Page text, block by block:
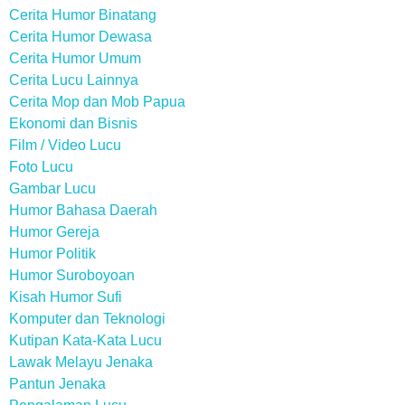
Cerita Humor Binatang
Cerita Humor Dewasa
Cerita Humor Umum
Cerita Lucu Lainnya
Cerita Mop dan Mob Papua
Ekonomi dan Bisnis
Film / Video Lucu
Foto Lucu
Gambar Lucu
Humor Bahasa Daerah
Humor Gereja
Humor Politik
Humor Suroboyoan
Kisah Humor Sufi
Komputer dan Teknologi
Kutipan Kata-Kata Lucu
Lawak Melayu Jenaka
Pantun Jenaka